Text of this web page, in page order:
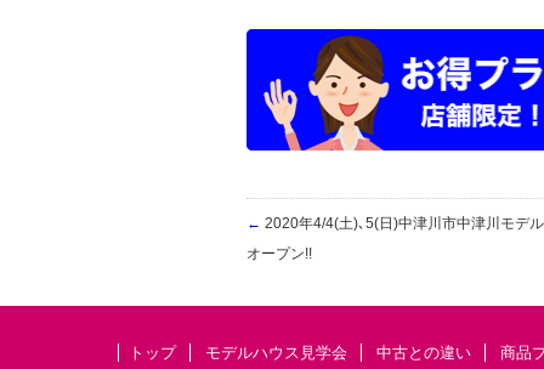
← 2020年4/4(土)､5(日)中津川市中津川モデ
オープン!!
トップ モデルハウス見学会 中古との違い 商品